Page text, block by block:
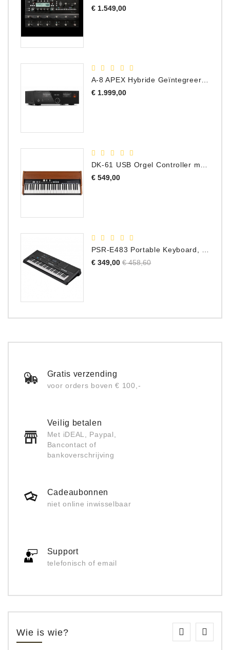
€ 1.549,00Prijs
A-8 APEX Hybride Geïntegreerde Versterker
€ 1.999,00Prijs
€ 549,00Prijs
€ 349,00 Normale
€ 458,60Prijs
Gratis verzending
voor orders boven € 100,-
Veilig betalen
Met iDEAL, Paypal,
Bancontact of
bankoverschrijving
Cadeaubonnen
niet online inwisselbaar
Support
telefonisch of email
Wie is wie?